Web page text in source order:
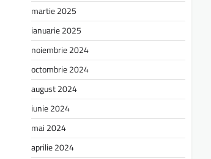
martie 2025
ianuarie 2025
noiembrie 2024
octombrie 2024
august 2024
iunie 2024
mai 2024
aprilie 2024